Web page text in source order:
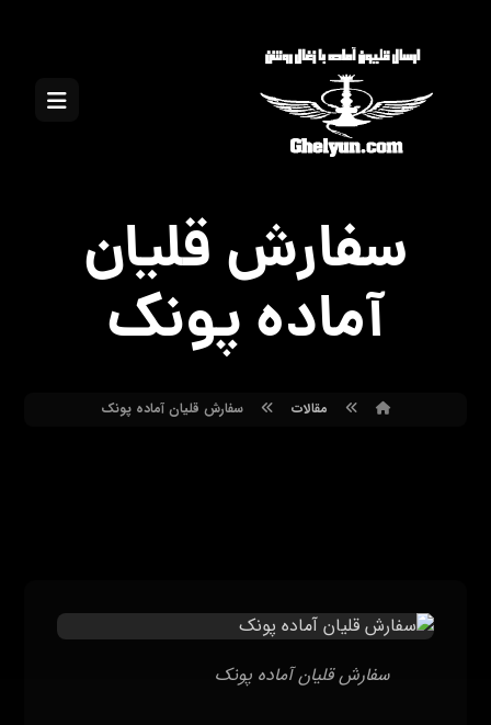
سفارش قلیان
آماده پونک
مقالات سفارش قلیان آماده پونک
سفارش قلیان آماده پونک